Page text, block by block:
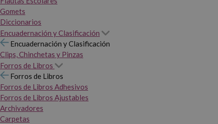
Gomets
Diccionarios
Encuadernación y Clasificación
Encuadernación y Clasificación
Clips, Chinchetas y Pinzas
Forros de Libros
Forros de Libros
Forros de Libros Adhesivos
Forros de Libros Ajustables
Archivadores
Carpetas